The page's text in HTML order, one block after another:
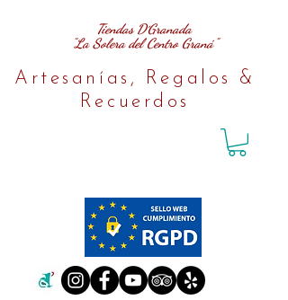
Tiendas D´Granada
"La Solera del Centro Graná"
Artesanías, Regalos &
Recuerdos